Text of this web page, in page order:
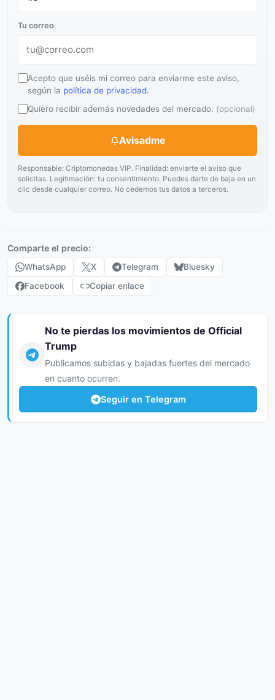
Tu correo
Acepto que uséis mi correo para enviarme este aviso,
según la política de privacidad.
Quiero recibir además novedades del mercado. (opcional)
Avisadme
Responsable: Criptomonedas VIP. Finalidad: enviarte el aviso que
solicitas. Legitimación: tu consentimiento. Puedes darte de baja en un
clic desde cualquier correo. No cedemos tus datos a terceros.
Comparte el precio:
WhatsApp X Telegram
Bluesky
Facebook
Copiar enlace
No te pierdas los movimientos de Official
Trump
Publicamos subidas y bajadas fuertes del mercado
en cuanto ocurren.
Seguir en Telegram